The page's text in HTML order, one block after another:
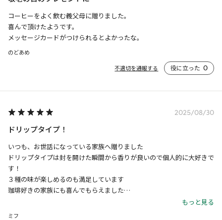
コーヒーをよく飲む義父母に贈りました。
喜んで頂けたようです。
メッセージカードがつけられるとよかったな。
のどあめ
不適切を通報する 役に立った 0
2025/08/30
ドリップタイプ！
いつも、お世話になっている家族へ贈りました
ドリップタイプは封を開けた瞬間から香りが良いので個人的に大好きで
す！
３種の味が楽しめるのも満足しています
珈琲好きの家族にも喜んでもらえました
もっと見る
ミフ